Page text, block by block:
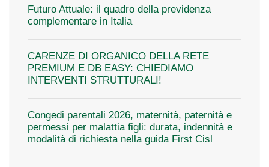
Futuro Attuale: il quadro della previdenza
complementare in Italia
CARENZE DI ORGANICO DELLA RETE
PREMIUM E DB EASY: CHIEDIAMO
INTERVENTI STRUTTURALI!
Congedi parentali 2026, maternità, paternità e
permessi per malattia figli: durata, indennità e
modalità di richiesta nella guida First Cisl